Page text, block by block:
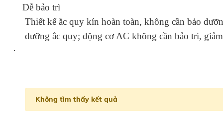
Dễ bảo trì
Thiết kế ắc quy kín hoàn toàn, không cần bảo
dưỡng ắc quy; động cơ AC không cần bảo trì,
·
Không tìm thấy kết quả